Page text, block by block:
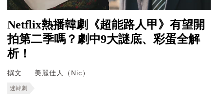
Netflix熱播韓劇《超能路人甲》有望開
拍第二季嗎？劇中9大謎底、彩蛋全解
析！
撰文 美麗佳人（Nic）
迷韓劇